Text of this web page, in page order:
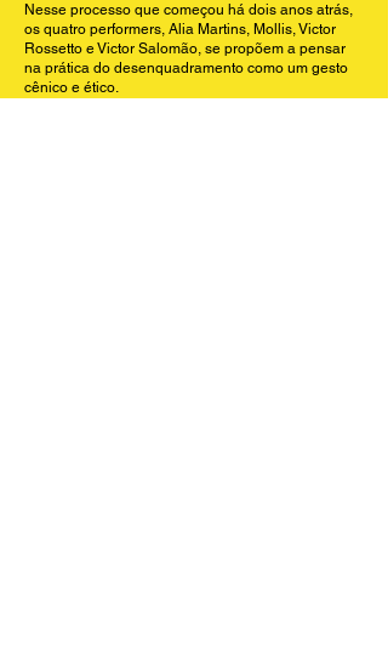
Nesse processo que começou há dois anos atrás,
os quatro performers, Alia Martins, Mollis, Victor
Rossetto e Victor Salomão, se propõem a pensar
na prática do desenquadramento como um gesto
cênico e ético.